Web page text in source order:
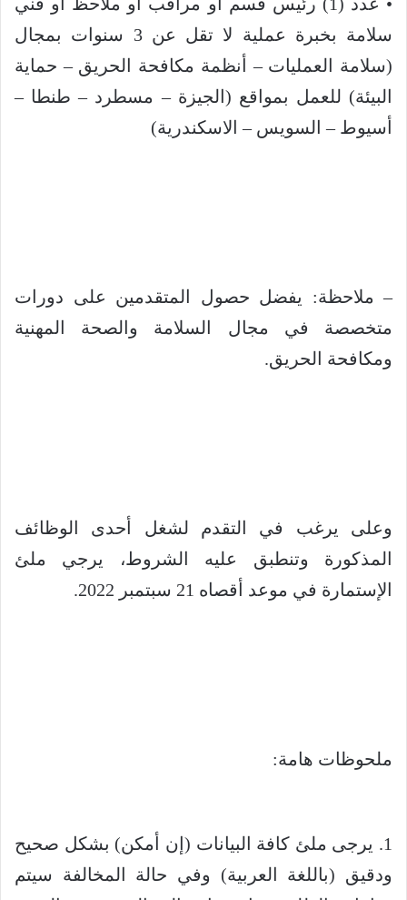
سلامة بخبرة عملية لا تقل عن 3 سنوات بمجال
(سلامة العمليات – أنظمة مكافحة الحريق – حماية
البيئة) للعمل بمواقع (الجيزة – مسطرد – طنطا –
أسيوط – السويس – الاسكندرية)
– ملاحظة: يفضل حصول المتقدمين على دورات
متخصصة في مجال السلامة والصحة المهنية
ومكافحة الحريق.
وعلى يرغب في التقدم لشغل أحدى الوظائف
المذكورة وتنطبق عليه الشروط، يرجي ملئ
الإستمارة في موعد أقصاه 21 سبتمبر 2022.
ملحوظات هامة:
1. يرجى ملئ كافة البيانات (إن أمكن) بشكل صحيح
ودقيق (باللغة العربية) وفي حالة المخالفة سيتم